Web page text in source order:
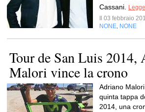
Cassani.
Il 03 febbraio
NONE NONE
Tour de San Luis 2014,
Malori vince la crono
Adriano
quinta tappa
2014, una